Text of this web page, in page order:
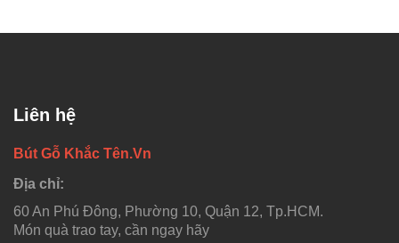
Liên hệ
Bút Gỗ Khắc Tên.Vn
Địa chỉ:
60 An Phú Đông, Phường 10, Quận 12, Tp.HCM.
Món quà trao tay, cần ngay hãy